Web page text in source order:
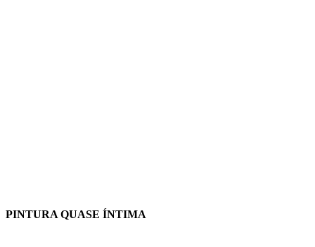
PINTURA QUASE ÍNTIMA